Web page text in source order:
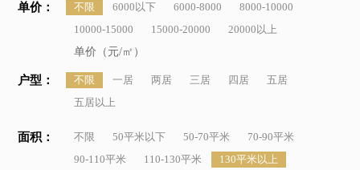
单价： 不限 6000以下 6000-8000
8000-10000
10000-15000
15000-20000
20000以上
单价（元/㎡）
户型： 不限 一居 两居 三居 四居
五居
五居以上
面积： 不限 50平米以下 50-70平米
70-90平米
90-110平米
110-130平米 130平米以上